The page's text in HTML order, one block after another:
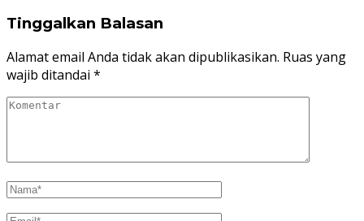
Tinggalkan Balasan
Alamat email Anda tidak akan dipublikasikan. Ruas yang
wajib ditandai *